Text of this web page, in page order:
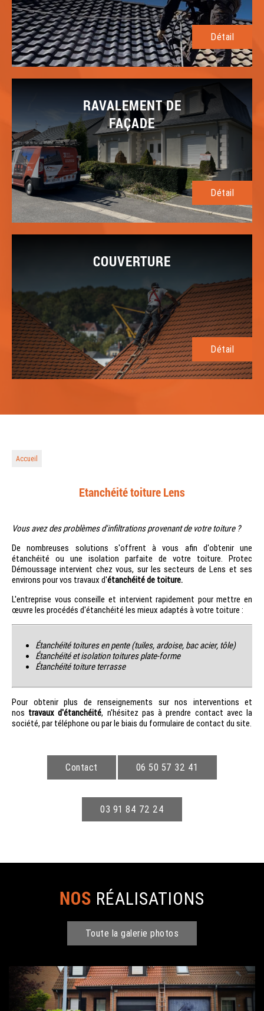
Détail
RAVALEMENT DE
FAÇADE
Détail
COUVERTURE
Détail
Accueil
Etanchéité toiture Lens
Vous avez des problèmes d'infiltrations provenant de votre toiture ?
De nombreuses solutions s'offrent à vous afin d'obtenir une
étanchéité ou une isolation parfaite de votre toiture. Protec
Démoussage intervient chez vous, sur les secteurs de Lens et ses
environs pour vos travaux d'étanchéité de toiture.
L'entreprise vous conseille et intervient rapidement pour mettre en
œuvre les procédés d'étanchéité les mieux adaptés à votre toiture :
Étanchéité toitures en pente (tuiles, ardoise, bac acier, tôle)
Étanchéité et isolation toitures plate-forme
Étanchéité toiture terrasse
Pour obtenir plus de renseignements sur nos interventions et
nos travaux d'étanchéité, n'hésitez pas à prendre contact avec la
société, par téléphone ou par le biais du formulaire de contact du site.
Contact 06 50 57 32 41
03 91 84 72 24
NOS RÉALISATIONS
Toute la galerie photos